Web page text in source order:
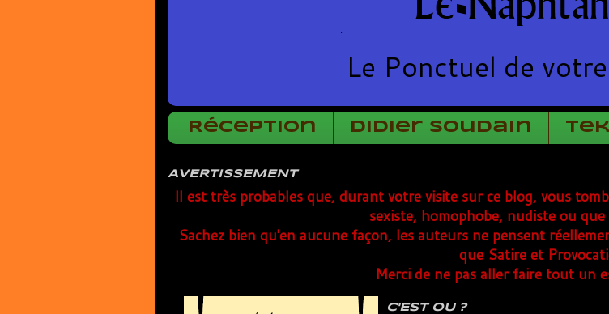
Le Ponctuel de
Réception Didier Soudain
AVERTISSEMENT
Il est très probables que, durant votre visite sur ce blog, vous
sexiste, homophobe, nudiste ou
Sachez bien qu'en aucune façon, les auteurs ne pensent
que Satire et
Merci de ne pas aller faire tout un
C'EST OU ?